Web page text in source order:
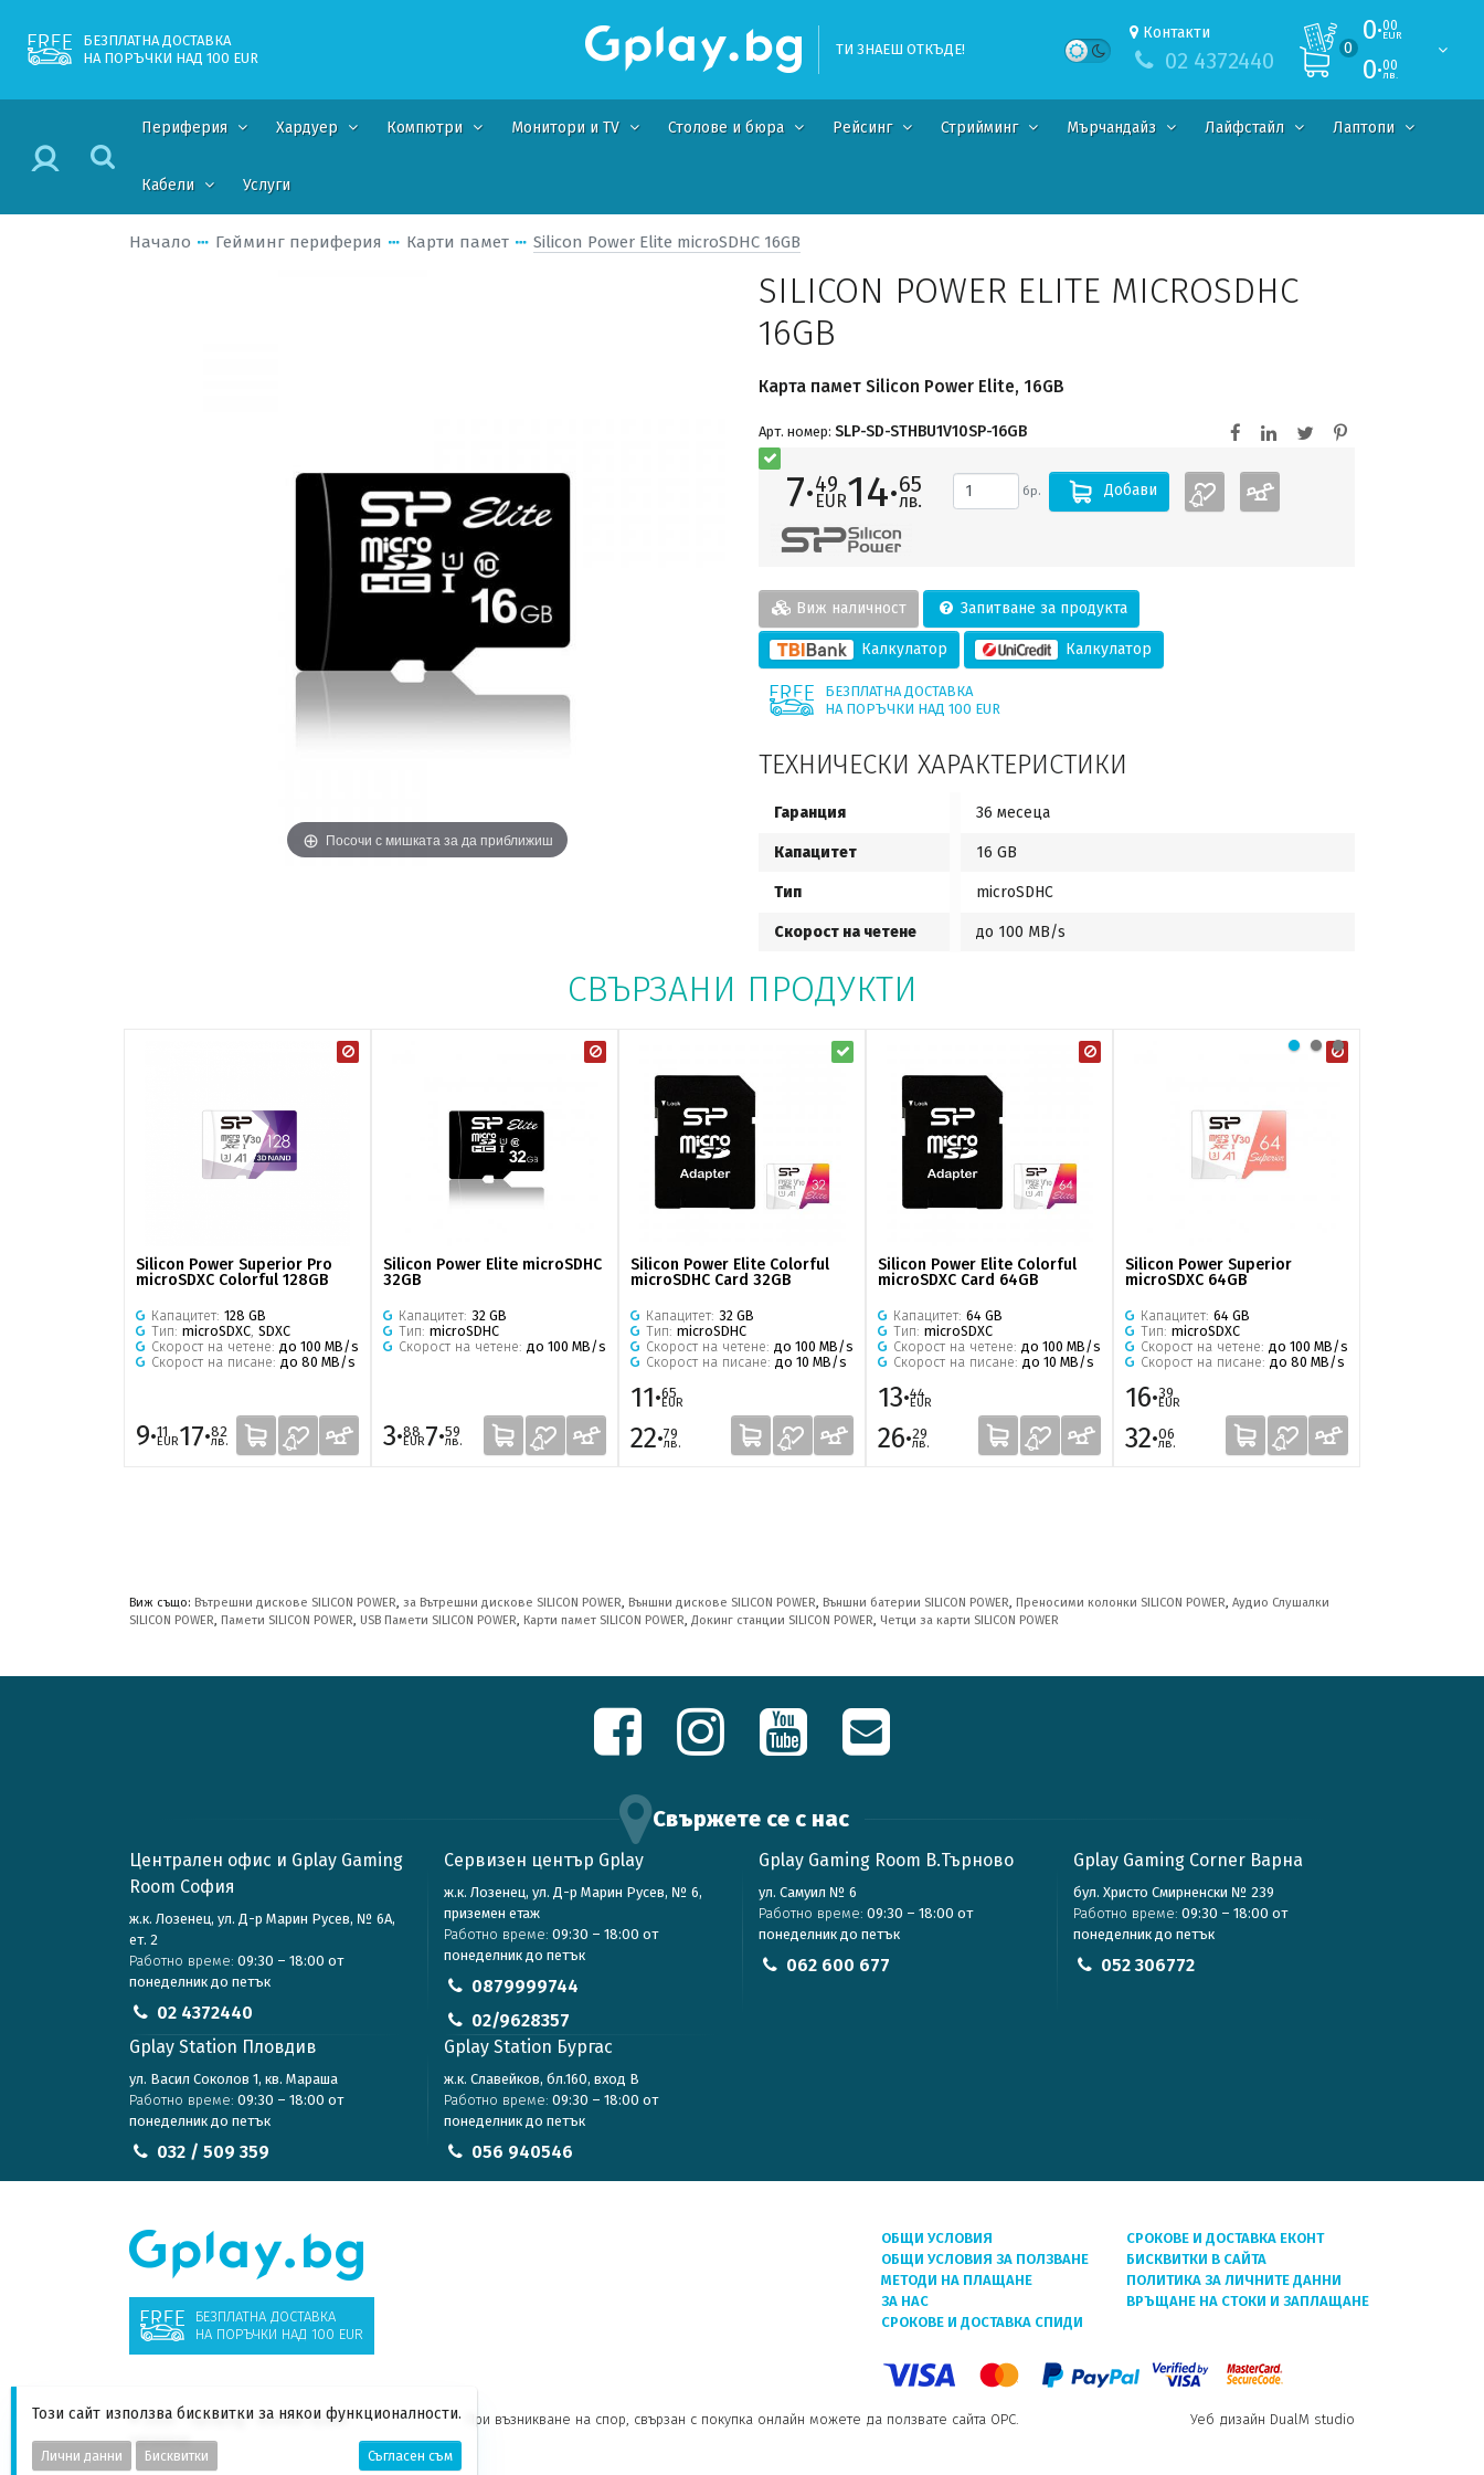
БЕЗПЛАТНА ДОСТАВКА
НА ПОРЪЧКИ НАД 100 EUR
ТИ ЗНАЕШ ОТКЪДЕ!
Контакти
02 4372440 0
0·00
EUR
0·00
лв.
Периферия Хардуер Компютри Монитори и TV Столове и бюра Рейсинг Стрийминг Мърчандайз Лайфстайл Лаптопи
Кабели Услуги
Начало Гейминг периферия Карти памет Silicon Power Elite microSDHC 16GB
Посочи с мишката за да приближиш
SILICON POWER ELITE MICROSDHC
16GB
Карта памет Silicon Power Elite, 16GB
Арт. номер: SLP-SD-STHBU1V10SP-16GB
7·49
EUR14·65
лв. бр. Добави
Виж наличност Запитване за продукта
Калкулатор Калкулатор
БЕЗПЛАТНА ДОСТАВКА
НА ПОРЪЧКИ НАД 100 EUR
ТЕХНИЧЕСКИ ХАРАКТЕРИСТИКИ
Гаранция 36 месеца
Капацитет 16 GB
Тип microSDHC
Скорост на четене до 100 MB/s
СВЪРЗАНИ ПРОДУКТИ
Silicon Power Superior Pro
microSDXC Colorful 128GB
Капацитет: 128 GB
Тип: microSDXC SDXC
Скорост на четене: до 100 MB/s
Скорост на писане: до 80 MB/s
9·11
EUR17·82
лв.
Silicon Power Elite microSDHC
32GB
Капацитет: 32 GB
Тип: microSDHC
Скорост на четене: до 100 MB/s
3·88
EUR7·59
лв.
Silicon Power Elite Colorful
microSDHC Card 32GB
Капацитет: 32 GB
Тип: microSDHC
Скорост на четене: до 100 MB/s
Скорост на писане: до 10 MB/s
11·65
EUR
22·79
лв.
Silicon Power Elite Colorful
microSDXC Card 64GB
Капацитет: 64 GB
Тип: microSDXC
Скорост на четене: до 100 MB/s
Скорост на писане: до 10 MB/s
13·44
EUR
26·29
лв.
Silicon Power Superior
microSDXC 64GB
Капацитет: 64 GB
Тип: microSDXC
Скорост на четене: до 100 MB/s
Скорост на писане: до 80 MB/s
16·39
EUR
32·06
лв.
Виж също: Вътрешни дискове SILICON POWER, за Вътрешни дискове SILICON POWER, Външни дискове SILICON POWER, Външни батерии SILICON POWER, Преносими колонки SILICON POWER, Аудио Слушалки
SILICON POWER, Памети SILICON POWER, USB Памети SILICON POWER, Карти памет SILICON POWER, Докинг станции SILICON POWER, Четци за карти SILICON POWER
Свържете се с нас
Централен офис и Gplay Gaming
Room София
ж.к. Лозенец, ул. Д-р Марин Русев, № 6А,
ет. 2
Работно време: 09:30 – 18:00 от
понеделник до петък
02 4372440
Сервизен център Gplay
ж.к. Лозенец, ул. Д-р Марин Русев, № 6,
приземен етаж
Работно време: 09:30 – 18:00 от
понеделник до петък
0879999744
02/9628357
Gplay Gaming Room В.Търново
ул. Самуил № 6
Работно време: 09:30 – 18:00 от
понеделник до петък
062 600 677
Gplay Gaming Corner Варна
бул. Христо Смирненски № 239
Работно време: 09:30 – 18:00 от
понеделник до петък
052 306772
Gplay Station Пловдив
ул. Васил Соколов 1, кв. Мараша
Работно време: 09:30 – 18:00 от
понеделник до петък
032 / 509 359
Gplay Station Бургас
ж.к. Славейков, бл.160, вход В
Работно време: 09:30 – 18:00 от
понеделник до петък
056 940546
БЕЗПЛАТНА ДОСТАВКА
НА ПОРЪЧКИ НАД 100 EUR
ОБЩИ УСЛОВИЯ
ОБЩИ УСЛОВИЯ ЗА ПОЛЗВАНЕ
МЕТОДИ НА ПЛАЩАНЕ
ЗА НАС
СРОКОВЕ И ДОСТАВКА СПИДИ
СРОКОВЕ И ДОСТАВКА ЕКОНТ
БИСКВИТКИ В САЙТА
ПОЛИТИКА ЗА ЛИЧНИТЕ ДАННИ
ВРЪЩАНЕ НА СТОКИ И ЗАПЛАЩАНЕ
© 2026 - Gplay.bg - Всички права
запазени
При възникване на спор, свързан с покупка онлайн можете да ползвате сайта ОРС. Уеб дизайн DualM studio
Този сайт използва бисквитки за някои функционалности.
Лични данни Бисквитки Съгласен съм